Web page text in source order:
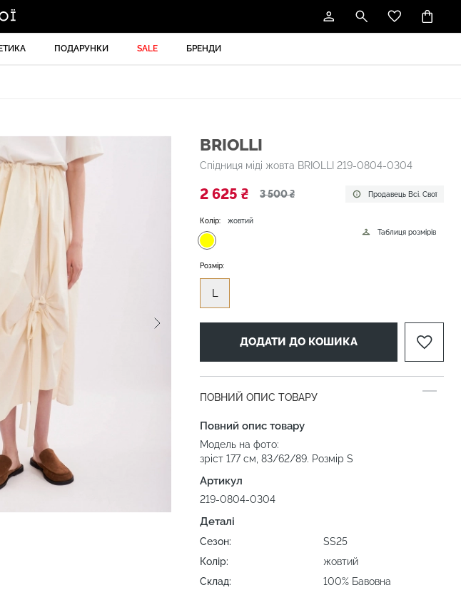
ПОДАРУНКИ SALE БРЕНДИ
BRIOLLI
Спідниця міді жовта BRIOLLI 219-0804-0304
2 625 ₴ 3 500 ₴ Продавець Всі. Свої
Колір:
жовтий
Таблиця розмірів
Розмір:
L
ДОДАТИ ДО КОШИКА
ПОВНИЙ ОПИС ТОВАРУ
Повний опис товару
Модель на фото:
зріст 177 см, 83/62/89. Розмір S
Артикул
219-0804-0304
Деталі
Сезон:
SS25
Колір:
жовтий
Склад:
100% Бавовна